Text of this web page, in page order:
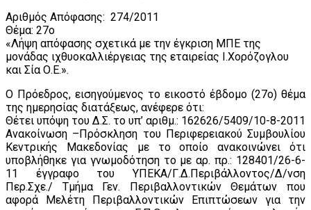
Αριθμός Απόφασης: 274/2011
Θέμα: 27ο
«Λήψη απόφασης σχετικά με την έγκριση ΜΠΕ της
μονάδας ιχθυοκαλλιέργειας της εταιρείας Ι.Χορόζογλου
και Σία Ο.Ε.».
Ο Πρόεδρος, εισηγούμενος το εικοστό έβδομο (27ο) θέμα
της ημερησίας διατάξεως, ανέφερε ότι:
Θέτει υπόψη του Δ.Σ. το υπ’ αριθμ.: 162626/5409/10-8-2011
Ανακοίνωση –Πρόσκληση του Περιφερειακού Συμβουλίου
Κεντρικής Μακεδονίας με το οποίο ανακοινώνει ότι
υποβλήθηκε για γνωμοδότηση το με αρ. πρ.: 128401/26-6-
11 έγγραφο του ΥΠΕΚΑ/Γ.Δ.Περιβάλλοντος/Δ/νση
Περ.Σχε./ Τμήμα Γεν. Περιβαλλοντικών Θεμάτων που
αφορά Μελέτη Περιβαλλοντικών Επιπτώσεων για την